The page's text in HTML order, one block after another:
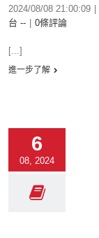
2024/08/08 21:00:09
台 --
0條評論
[...]
進一步了解
6
08, 2024